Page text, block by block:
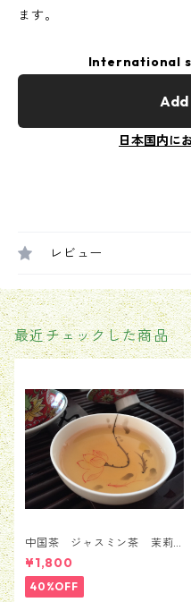
ます。
International
日本国内に
レビュー
最近チェックした商品
中国茶 ジャスミン茶 茉莉
花茶 銀毫インハオウ 100ｇ
¥1,800
40%OFF